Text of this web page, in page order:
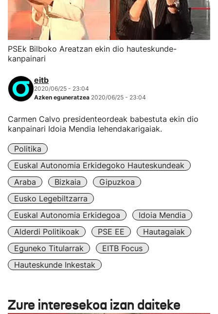
PSEk Bilboko Areatzan ekin dio hauteskunde-
kanpainari
eitb
2020/06/25 - 23:04
Azken eguneratzea 2020/06/25 - 23:04
Carmen Calvo presidenteordeak babestuta ekin dio
kanpainari Idoia Mendia lehendakarigaiak.
Politika
Euskal Autonomia Erkidegoko Hauteskundeak
Araba
Bizkaia
Gipuzkoa
Eusko Legebiltzarra
Euskal Autonomia Erkidegoa
Idoia Mendia
Alderdi Politikoak
PSE EE
Hautagaiak
Eguneko Titularrak
EITB Focus
Hauteskunde Inkestak
Zure interesekoa izan daiteke